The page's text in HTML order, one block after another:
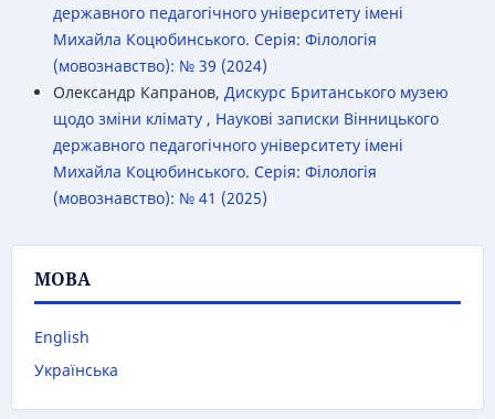
державного педагогічного університету імені
Михайла Коцюбинського. Серія: Філологія
(мовознавство): № 39 (2024)
Олександр Капранов, Дискурс Британського музею
щодо зміни клімату , Наукові записки Вінницького
державного педагогічного університету імені
Михайла Коцюбинського. Серія: Філологія
(мовознавство): № 41 (2025)
МОВА
English
Українська